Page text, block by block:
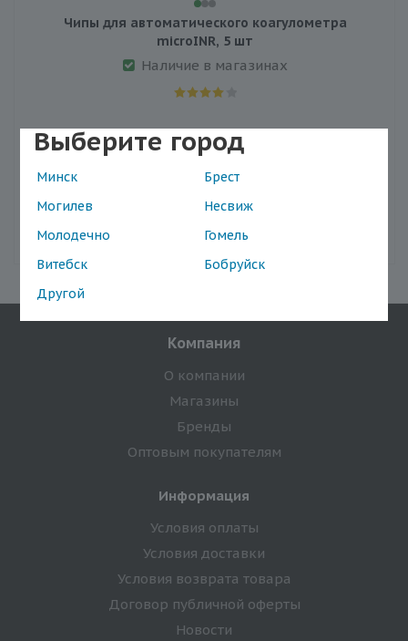
Выберите город
Минск
Брест
Могилев
Несвиж
Молодечно
Гомель
Витебск
Бобруйск
Другой
Чипы для автоматического коагулометра
microINR, 5 шт
Наличие в магазинах
99.2
Компания
О компании
Магазины
Бренды
Оптовым покупателям
Информация
Условия оплаты
Условия доставки
Условия возврата товара
Договор публичной оферты
Новости